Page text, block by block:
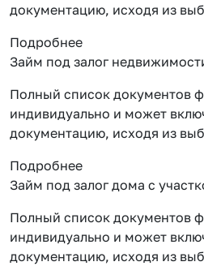
документацию, исходя из
Подробнее
Займ под залог
Полный список документов
индивидуально и может
документацию, исходя из
Подробнее
Займ под залог дома с
Полный список документов
индивидуально и может
документацию, исходя из